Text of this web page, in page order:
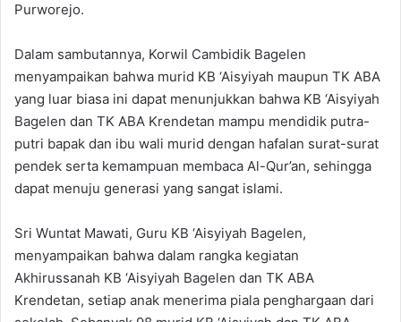
Purworejo.
Dalam sambutannya, Korwil Cambidik Bagelen
menyampaikan bahwa murid KB ‘Aisyiyah maupun TK ABA
yang luar biasa ini dapat menunjukkan bahwa KB ‘Aisyiyah
Bagelen dan TK ABA Krendetan mampu mendidik putra-
putri bapak dan ibu wali murid dengan hafalan surat-surat
pendek serta kemampuan membaca Al-Qur’an, sehingga
dapat menuju generasi yang sangat islami.
Sri Wuntat Mawati, Guru KB ‘Aisyiyah Bagelen,
menyampaikan bahwa dalam rangka kegiatan
Akhirussanah KB ‘Aisyiyah Bagelen dan TK ABA
Krendetan, setiap anak menerima piala penghargaan dari